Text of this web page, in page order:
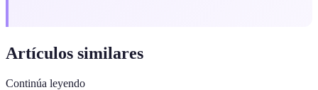
Artículos similares
Continúa leyendo